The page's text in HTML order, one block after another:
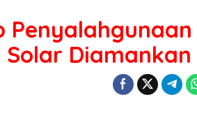
Penyalahgunaan
Solar Diamankan